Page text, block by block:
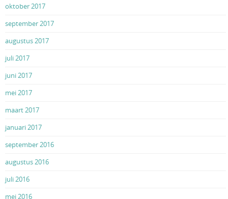
oktober 2017
september 2017
augustus 2017
juli 2017
juni 2017
mei 2017
maart 2017
januari 2017
september 2016
augustus 2016
juli 2016
mei 2016